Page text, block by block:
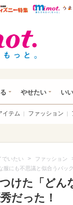
ママ* ウレぴあ総
やせたい い
イテム ファッション
でいたい > ファッション
服にも不思議と似合うバッ
けた「どん
だった！